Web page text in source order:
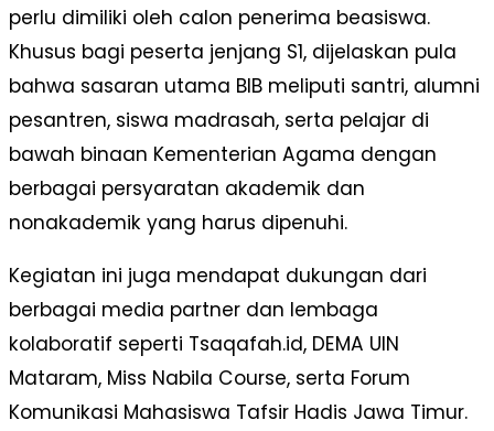
perlu dimiliki oleh calon penerima beasiswa.
Khusus bagi peserta jenjang S1, dijelaskan pula
bahwa sasaran utama BIB meliputi santri, alumni
pesantren, siswa madrasah, serta pelajar di
bawah binaan Kementerian Agama dengan
berbagai persyaratan akademik dan
nonakademik yang harus dipenuhi.
Kegiatan ini juga mendapat dukungan dari
berbagai media partner dan lembaga
kolaboratif seperti Tsaqafah.id, DEMA UIN
Mataram, Miss Nabila Course, serta Forum
Komunikasi Mahasiswa Tafsir Hadis Jawa Timur.